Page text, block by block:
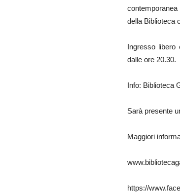
della Biblioteca
Ingresso libero
dalle ore 20.30.
Info: Biblioteca
Sarà presente
Maggiori
https://